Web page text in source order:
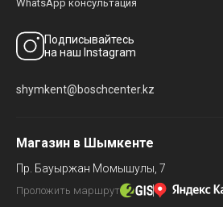
WhatsApp консультация
Подписывайтесь
на наш Instagram
shymkent@boschcenter.kz
Магазин в Шымкенте
Пр. Бауыржан Момышулы, 7
Проложить маршрут